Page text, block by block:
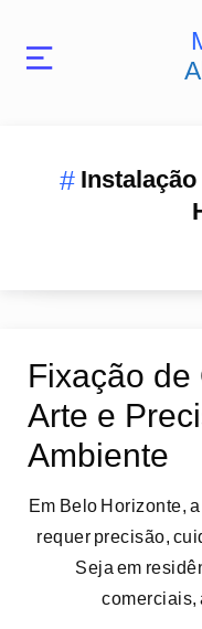
Fixação de
Arte e
Ambiente
Em Belo Horizonte,
requer precisão,
Seja em
comerciais,